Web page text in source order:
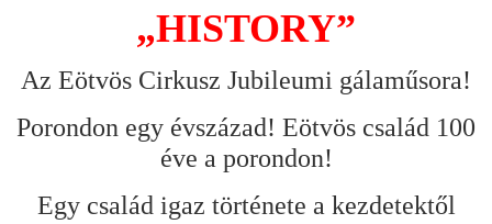
„HISTORY”
Az Eötvös Cirkusz Jubileumi gálaműsora!
Porondon egy évszázad! Eötvös család 100
éve a porondon!
Egy család igaz története a kezdetektől